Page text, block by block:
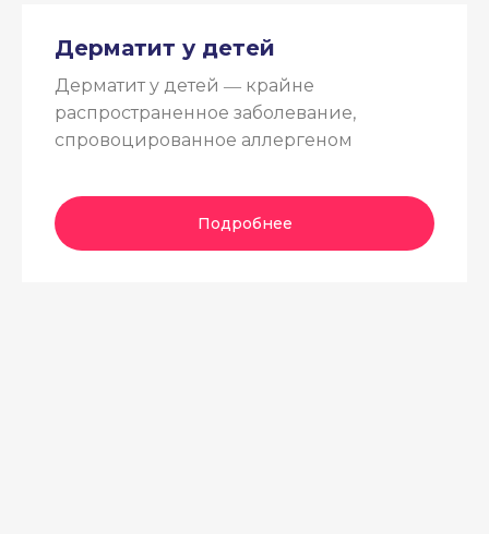
Дерматит у детей
Дерматит у детей ― крайне
распространенное заболевание,
спровоцированное аллергеном
Подробнее